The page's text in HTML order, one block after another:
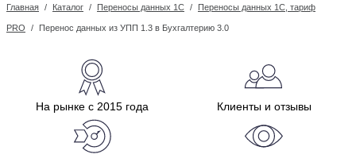
Главная / Каталог / Переносы данных 1С / Переносы данных 1С, тариф
PRO / Перенос данных из УПП 1.3 в Бухгалтерию 3.0
На рынке с 2015 года Клиенты и отзывы